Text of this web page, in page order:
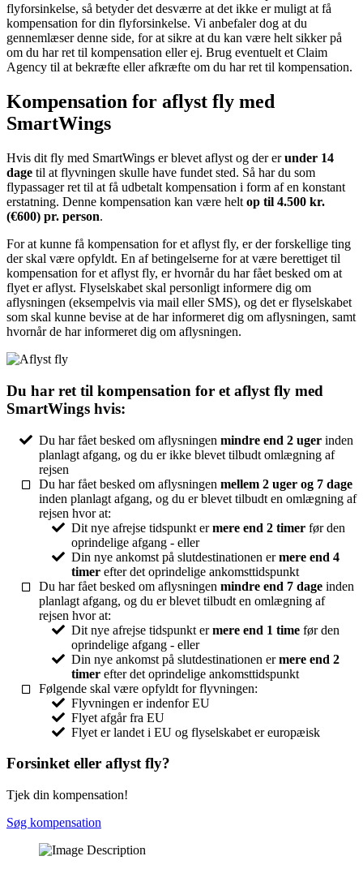
flyforsinkelse, så betyder det desværre at det ikke er muligt at få
kompensation for din flyforsinkelse. Vi anbefaler dog at du
gennemlæser denne side, for at sikre at du kan være helt sikker på
om du har ret til kompensation eller ej. Brug eventuelt et Claim
Agency til at bekræfte eller afkræfte om du har ret til kompensation.
Kompensation for aflyst fly med
SmartWings
Hvis dit fly med SmartWings er blevet aflyst og der erunder 14
dage til at flyvningen skulle have fundet sted. Så har du som
flypassager ret til at få udbetalt kompensation i form af en konstant
erstatning. Denne kompensation kan være helt op til 4.500 kr.
(€600) pr. person.
For at kunne få kompensation for et aflyst fly, er der forskellige ting
der skal være opfyldt. En af betingelserne for at være berettiget til
kompensation for et aflyst fly, er hvornår du har fået besked om at
flyet er aflyst. Flyselskabet skal personligt informere dig om
aflysningen (eksempelvis via mail eller SMS), og det er flyselskabet
som skal kunne bevise at de har informeret dig om aflysningen, samt
hvornår de har informeret dig om aflysningen.
Du har ret til kompensation for et aflyst fly med
SmartWings hvis:
Du har fået besked om aflysningen mindre end 2 uger inden
planlagt afgang, og du er ikke blevet tilbudt omlægning af
rejsen
Du har fået besked om aflysningen mellem 2 uger og 7 dage
inden planlagt afgang, og du er blevet tilbudt en omlægning af
rejsen hvor at:
Dit nye afrejse tidspunkt ermere end 2 timer før den
oprindelige afgang - eller
Din nye ankomst på slutdestinationen ermere end 4
timer efter det oprindelige ankomsttidspunkt
Du har fået besked om aflysningen mindre end 7 dage inden
planlagt afgang, og du er blevet tilbudt en omlægning af
rejsen hvor at:
Dit nye afrejse tidspunkt ermere end 1 time før den
oprindelige afgang - eller
Din nye ankomst på slutdestinationen ermere end 2
timer efter det oprindelige ankomsttidspunkt
Følgende skal være opfyldt for flyvningen:
Flyvningen er indenfor EU
Flyet afgår fra EU
Flyet er landet i EU og flyselskabet er europæisk
Forsinket eller aflyst fly?
Tjek din kompensation!
Søg kompensation